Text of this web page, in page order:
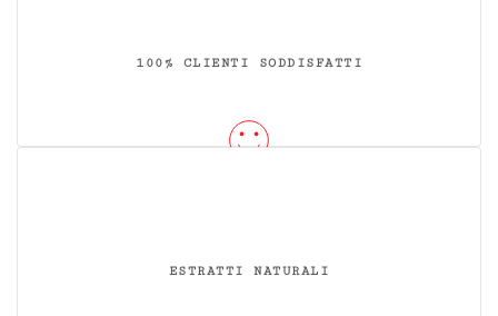
100% CLIENTI SODDISFATTI
ESTRATTI NATURALI